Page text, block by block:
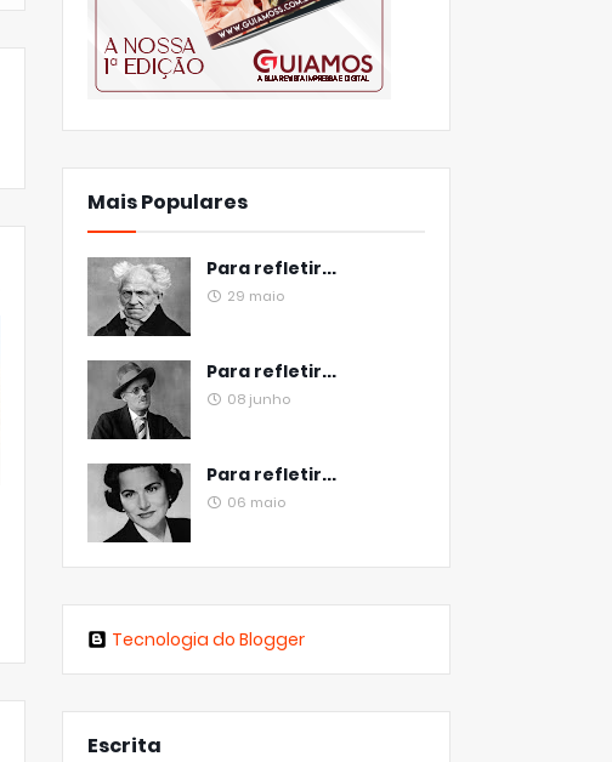
Mais Populares
Para refletir...
29 maio
Para refletir...
08 junho
Para refletir...
06 maio
Tecnologia do Blogger
Escrita